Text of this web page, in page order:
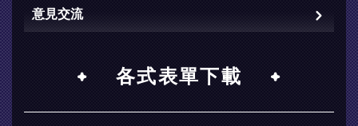
意見交流
各式表單下載